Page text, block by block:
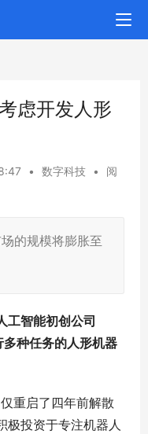
虑开发人形
• 数字科技 •
阅
的规模将膨胀至
工智能初创公司
种任务的人形机器
重启了四年前解散
极投资于专注机器人